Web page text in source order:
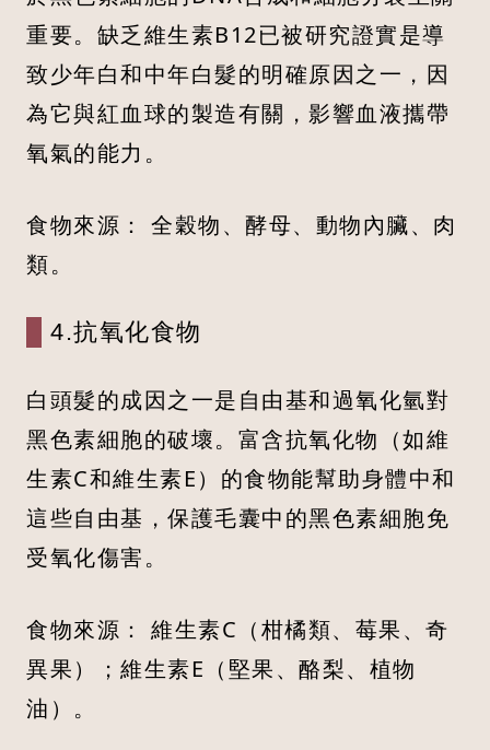
重要。缺乏維生素B12已被研究證實是導
致少年白和中年白髮的明確原因之一，因
為它與紅血球的製造有關，影響血液攜帶
氧氣的能力。
食物來源： 全穀物、酵母、動物內臟、肉
類。
4.抗氧化食物
白頭髮的成因之一是自由基和過氧化氫對
黑色素細胞的破壞。富含抗氧化物（如維
生素C和維生素E）的食物能幫助身體中和
這些自由基，保護毛囊中的黑色素細胞免
受氧化傷害。
食物來源： 維生素C（柑橘類、莓果、奇
異果）；維生素E（堅果、酪梨、植物
油）。